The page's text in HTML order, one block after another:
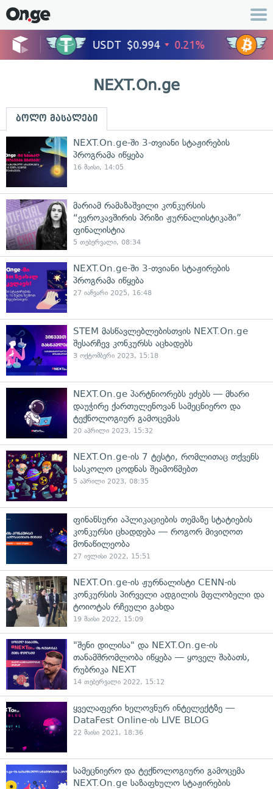
NEXT.On.ge
ბოლო მასალები
NEXT.On.ge-ში 3-თვიანი სტაჟირების
პროგრამა იწყება
16 მაისი, 14:05
მარიამ რამაზაშვილი კონკურსის
“ევროკავშირის პრიზი ჟურნალისტიკაში”
ფინალისტია
5 თებერვალი, 08:34
NEXT.On.ge-ში 3-თვიანი სტაჟირების
პროგრამა იწყება
27 იანვარი 2025, 16:48
STEM მასწავლებლებისთვის NEXT.On.ge
შესარჩევ კონკურსს აცხადებს
3 ოქტომბერი 2023, 15:18
NEXT.On.ge პარტნიორებს ეძებს — მხარი
დაუჭირე ქართულენოვან სამეცნიერო და
ტექნოლოგიურ გამოცემას
20 აპრილი 2023, 15:32
NEXT.On.ge-ის 7 ტესტი, რომლითაც თქვენს
სასკოლო ცოდნას შეამოწმებთ
5 აპრილი 2023, 08:35
ფინანსური აპლიკაციების თემაზე სტატიების
კონკურსი ცხადდება — როგორ მივიღოთ
მონაწილეობა
27 ივლისი 2022, 15:51
NEXT.On.ge-ის ჟურნალისტი CENN-ის
კონკურსის პირველი ადგილის მფლობელი და
ტოიოტას რჩეული გახდა
19 მაისი 2022, 15:09
"შენი დილისა" და NEXT.On.ge-ის
თანამშრომლობა იწყება — ყოველ შაბათს,
რუბრიკა NEXT
14 თებერვალი 2022, 15:12
ყველაფერი ხელოვნურ ინტელექტზე —
DataFest Online-ის LIVE BLOG
22 მაისი 2021, 18:36
სამეცნიერო და ტექნოლოგიური გამოცემა
NEXT.On.ge საზაფხულო სტაჟირების